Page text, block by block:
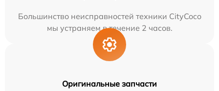
Большинство неисправностей техники CityCoco
мы устраняем в течение 2 часов.
Оригинальные запчасти